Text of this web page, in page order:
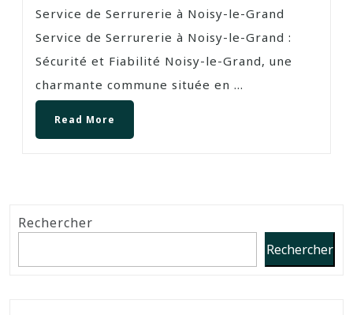
Service de Serrurerie à Noisy-le-Grand
Service de Serrurerie à Noisy-le-Grand :
Sécurité et Fiabilité Noisy-le-Grand, une
charmante commune située en ...
Read More
Rechercher
Rechercher